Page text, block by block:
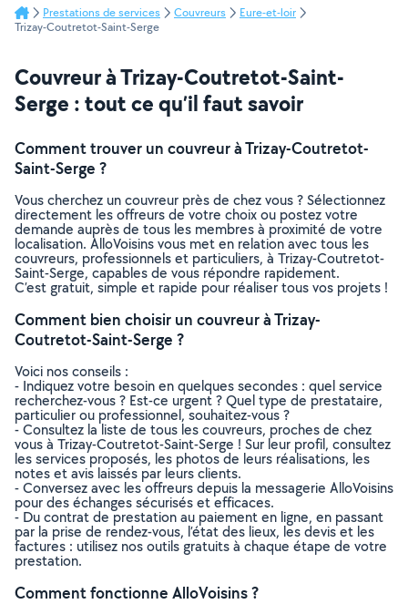
Prestations de services Couvreurs
Eure-et-loir
Trizay-Coutretot-Saint-Serge
Couvreur à Trizay-Coutretot-Saint-
Serge : tout ce qu’il faut savoir
Comment trouver un couvreur à Trizay-Coutretot-
Saint-Serge ?
Vous cherchez un couvreur près de chez vous ? Sélectionnez
directement les offreurs de votre choix ou postez votre
demande auprès de tous les membres à proximité de votre
localisation. AlloVoisins vous met en relation avec tous les
couvreurs, professionnels et particuliers, à Trizay-Coutretot-
Saint-Serge, capables de vous répondre rapidement.
C’est gratuit, simple et rapide pour réaliser tous vos projets !
Comment bien choisir un couvreur à Trizay-
Coutretot-Saint-Serge ?
Voici nos conseils :
- Indiquez votre besoin en quelques secondes : quel service
recherchez-vous ? Est-ce urgent ? Quel type de prestataire,
particulier ou professionnel, souhaitez-vous ?
- Consultez la liste de tous les couvreurs, proches de chez
vous à Trizay-Coutretot-Saint-Serge ! Sur leur profil, consultez
les services proposés, les photos de leurs réalisations, les
notes et avis laissés par leurs clients.
- Conversez avec les offreurs depuis la messagerie AlloVoisins
pour des échanges sécurisés et efficaces.
- Du contrat de prestation au paiement en ligne, en passant
par la prise de rendez-vous, l’état des lieux, les devis et les
factures : utilisez nos outils gratuits à chaque étape de votre
prestation.
Comment fonctionne AlloVoisins ?